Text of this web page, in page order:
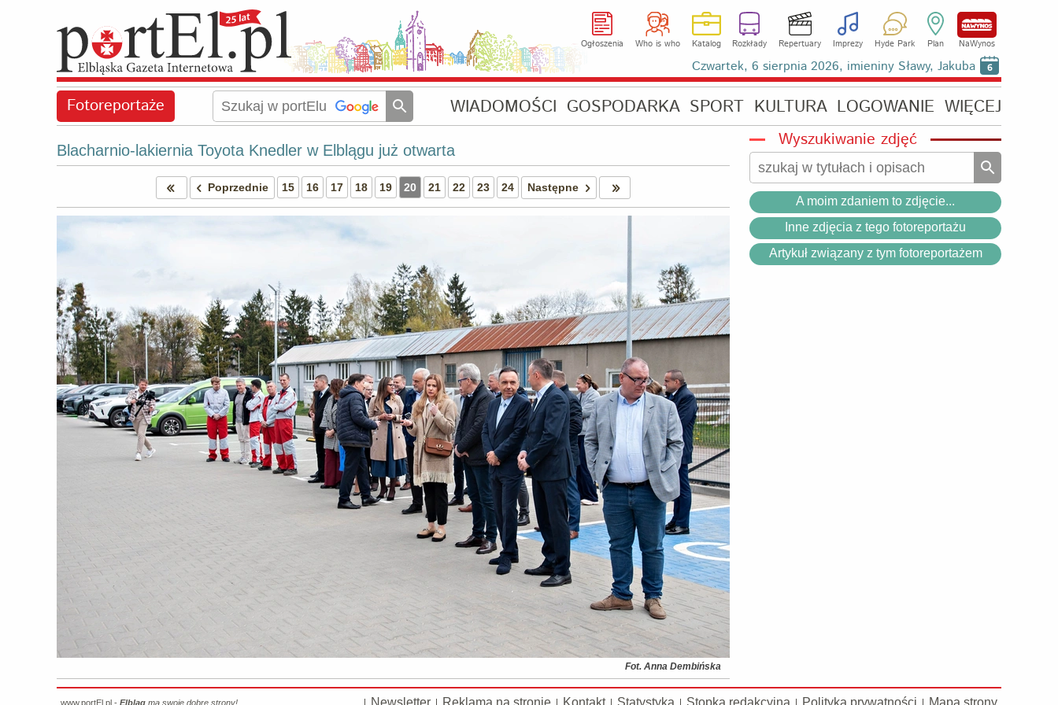
Ogłoszenia Who is who Katalog Rozkłady Repertuary Imprezy Hyde Park Plan NaWynos
Czwartek, 6 sierpnia 2026, imieniny Sławy, Jakuba 6
Fotoreportaże WIADOMOŚCI GOSPODARKA SPORT KULTURA LOGOWANIE WIĘCEJ
Blacharnio-lakiernia Toyota Knedler w Elblągu już otwarta
Poprzednie 15 16 17 18 19 20 21 22 23 24 Następne
Fot. Anna Dembińska
Wyszukiwanie zdjęć
A moim zdaniem to zdjęcie...
Inne zdjęcia z tego fotoreportażu
Artykuł związany z tym fotoreportażem
www.portEl.pl - Elbląg ma swoje dobre strony!